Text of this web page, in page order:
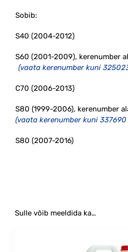
Sobib:
S40 (2004-2012)
S60 (2001-2009), kerenumber
(vaata kerenumber kuni
C70 (2006-2013)
S80 (1999-2006), kerenumber
(vaata kerenumber kuni
S80 (2007-2016)
Sulle võib meeldida ka…